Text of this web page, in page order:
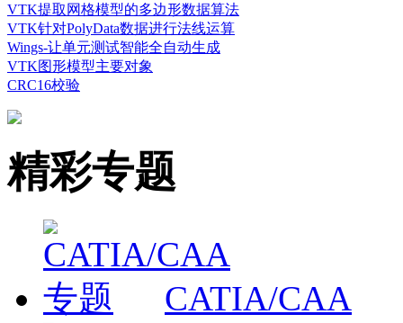
VTK提取网格模型的多边形数据算法
VTK针对PolyData数据进行法线运算
Wings-让单元测试智能全自动生成
VTK图形模型主要对象
CRC16校验
精彩专题
CATIA/CAA